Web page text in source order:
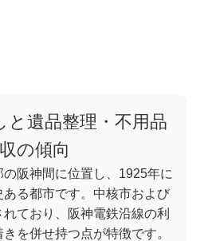
と遺品整理・不用品
の傾向
阪神間に位置し、1925年に
る都市です。中核市および
ており、阪神電鉄沿線の利
を併せ持つ点が特徴です。